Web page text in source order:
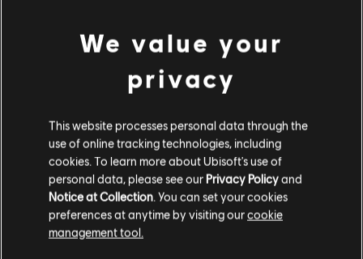
リードギター
オルタネイトリードギター
オルタネイトリズムギター
コードチャート
シンプルギター
アーティスト（A～Z）
Krisiun
アルバム 曲
We value your
privacy
This website processes personal data through the
use of online tracking technologies, including
cookies. To learn more about Ubisoft's use of
personal data, please see our Privacy Policyand
Notice at Collection. You can set your cookies
preferences at anytime by visiting ourcookie
management tool.